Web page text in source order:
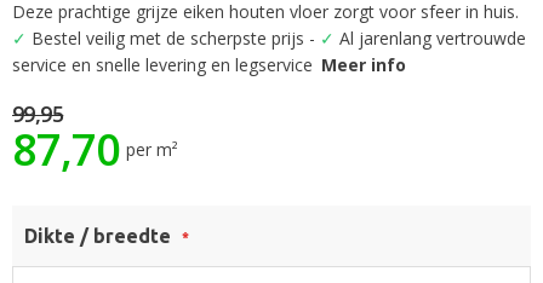
Ga
naar
het
van
de
afbeeldingen-
Deze prachtige grijze eiken houten vloer zorgt voor sfeer in huis.
✓ Bestel veilig met de scherpste prijs - ✓ Al jarenlang vertrouwde
service en snelle levering en legservice Meer info
99,95
87,70 per m²
Dikte / breedte